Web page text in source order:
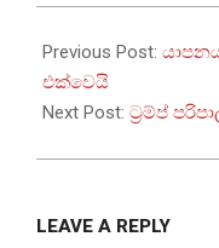
03-
09
Previous Post:
එක්වෙයි
Next Post: ට්‍රම්ප්
LEAVE A REPLY